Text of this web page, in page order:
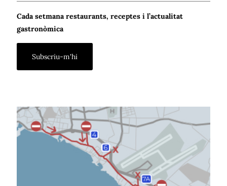
Cada setmana restaurants, receptes i l’actualitat
gastronòmica